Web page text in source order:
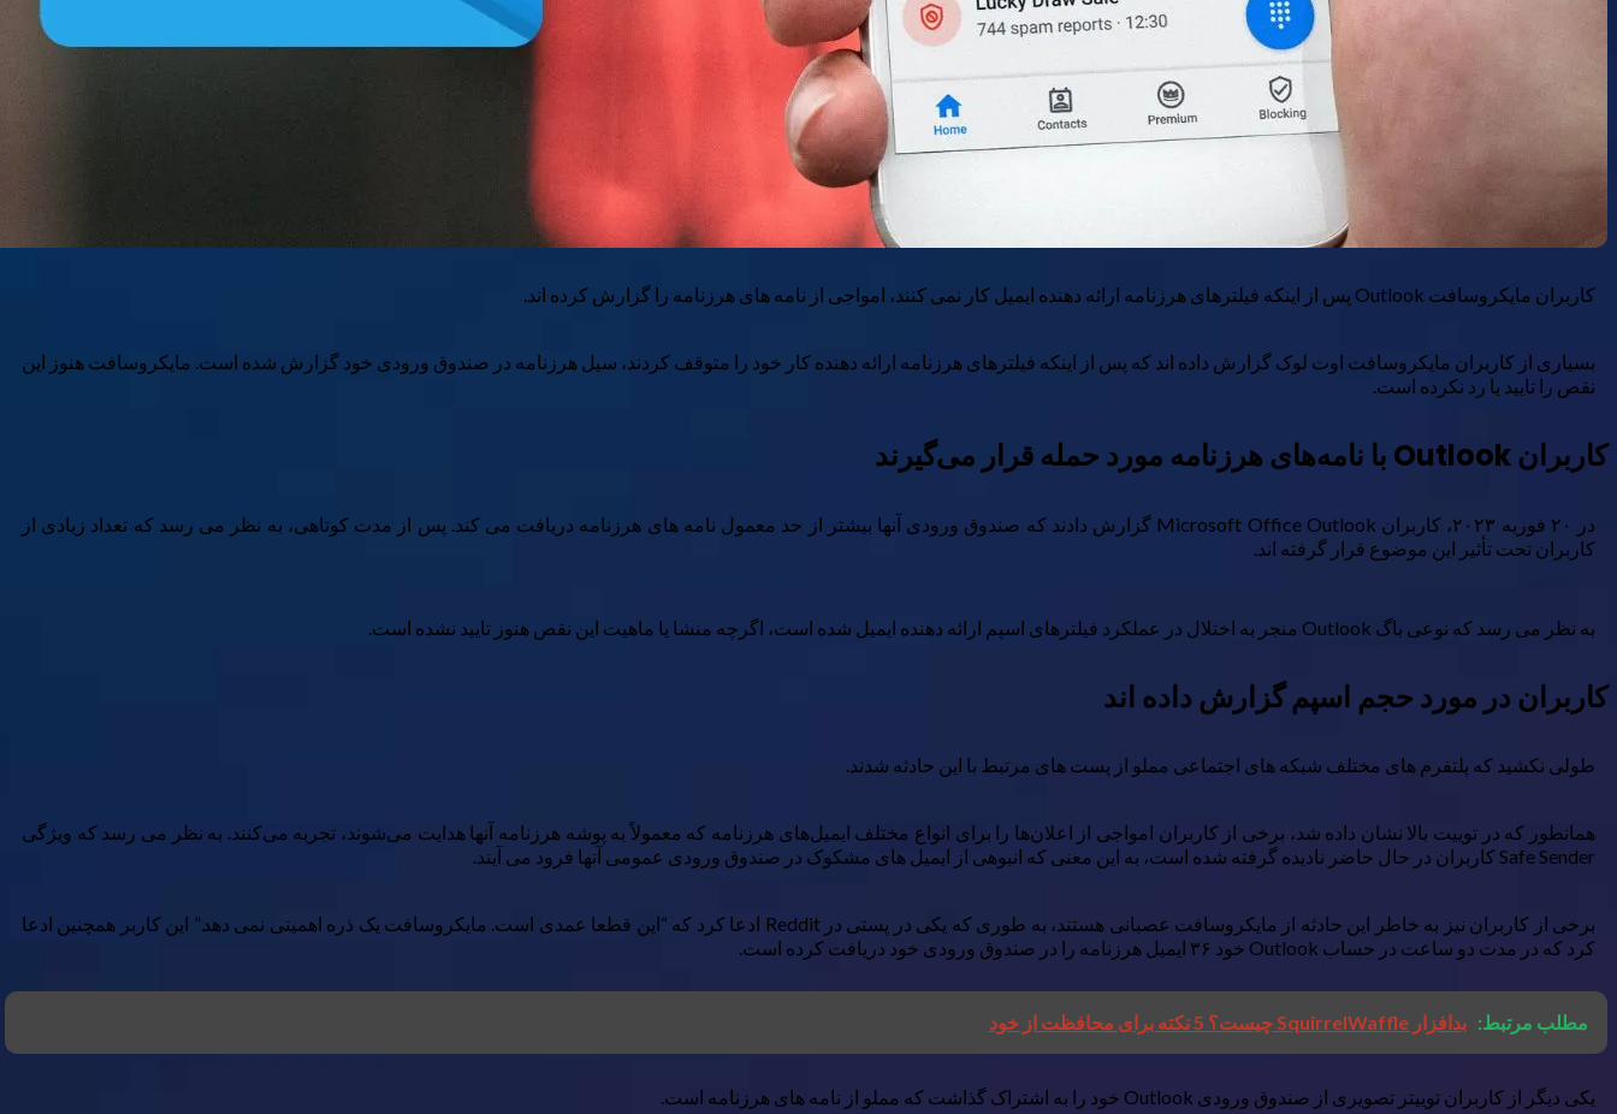
کاربران مایکروسافت Outlook پس از اینکه فیلترهای هرزنامه ارائه دهنده ایمیل کار نمی کنند، امواجی از نامه های هرزنامه را گزارش کرده اند.
بسیاری از کاربران مایکروسافت اوت لوک گزارش داده اند که پس از اینکه فیلترهای هرزنامه ارائه دهنده کار خود را متوقف کردند، سیل هرزنامه در صندوق ورودی خود گزارش شده است. مایکروسافت هنوز این
نقص را تایید یا رد نکرده است.
کاربران Outlook با نامه‌های هرزنامه مورد حمله قرار می‌گیرند
در ۲۰ فوریه ۲۰۲۳، کاربران Microsoft Office Outlook گزارش دادند که صندوق ورودی آنها بیشتر از حد معمول نامه های هرزنامه دریافت می کند. پس از مدت کوتاهی، به نظر می رسد که تعداد زیادی از
کاربران تحت تأثیر این موضوع قرار گرفته اند.
به نظر می رسد که نوعی باگ Outlook منجر به اختلال در عملکرد فیلترهای اسپم ارائه دهنده ایمیل شده است، اگرچه منشا یا ماهیت این نقص هنوز تایید نشده است.
کاربران در مورد حجم اسپم گزارش داده اند
طولی نکشید که پلتفرم های مختلف شبکه های اجتماعی مملو از پست های مرتبط با این حادثه شدند.
همانطور که در توییت بالا نشان داده شد، برخی از کاربران امواجی از اعلان‌ها را برای انواع مختلف ایمیل‌های هرزنامه که معمولاً به پوشه هرزنامه آنها هدایت می‌شوند، تجربه می‌کنند. به نظر می رسد که ویژگی
Safe Sender کاربران در حال حاضر نادیده گرفته شده است، به این معنی که انبوهی از ایمیل های مشکوک در صندوق ورودی عمومی آنها فرود می آیند.
برخی از کاربران نیز به خاطر این حادثه از مایکروسافت عصبانی هستند، به طوری که یکی در پستی در Reddit ادعا کرد که “این قطعا عمدی است. مایکروسافت یک ذره اهمیتی نمی دهد.” این کاربر همچنین ادعا
کرد که در مدت دو ساعت در حساب Outlook خود ۳۶ ایمیل هرزنامه را در صندوق ورودی خود دریافت کرده است.
مطلب مرتبط: بدافزار SquirrelWaffle چیست؟ 5 نکته برای محافظت از خود
یکی دیگر از کاربران توییتر تصویری از صندوق ورودی Outlook خود را به اشتراک گذاشت که مملو از نامه های هرزنامه است.